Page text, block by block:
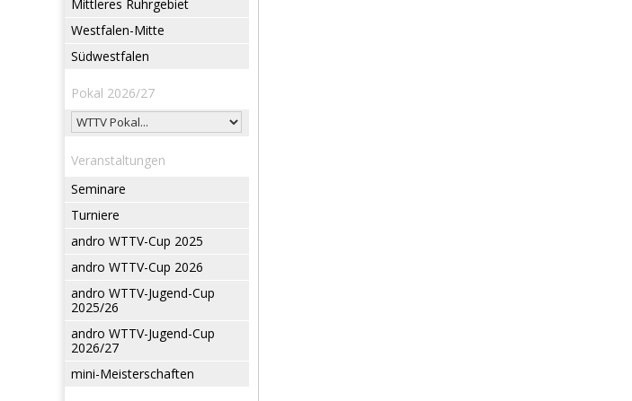
Mittleres Ruhrgebiet
Westfalen-Mitte
Südwestfalen
Pokal 2026/27
Veranstaltungen
Seminare
Turniere
andro WTTV-Cup 2025
andro WTTV-Cup 2026
andro WTTV-Jugend-Cup
2025/26
andro WTTV-Jugend-Cup
2026/27
mini-Meisterschaften